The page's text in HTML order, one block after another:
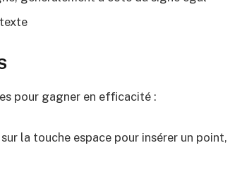
pour gagner en efficacité :
la touche espace pour insérer un point,